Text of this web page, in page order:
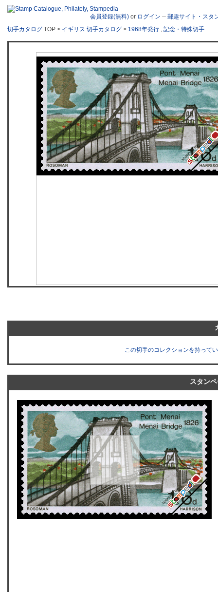
会員登録(無料) or ログイン -- 郵趣サイト・スタ
切手カタログ TOP > イギリス 切手カタログ > 1968年発行 , 記念・特殊切手
この切手のコレクションを持って
スタン